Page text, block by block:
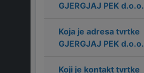
GJERGJAJ PEK d.o.o.
Koja je adresa tvrtke
GJERGJAJ PEK d.o.o.
Koji je kontakt tvrtke